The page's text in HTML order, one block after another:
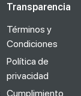
Transparencia
Términos y
Condiciones
Política de
privacidad
Cumplimiento